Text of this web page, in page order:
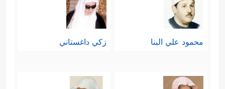
محمود علي البنا زكي داغستاني